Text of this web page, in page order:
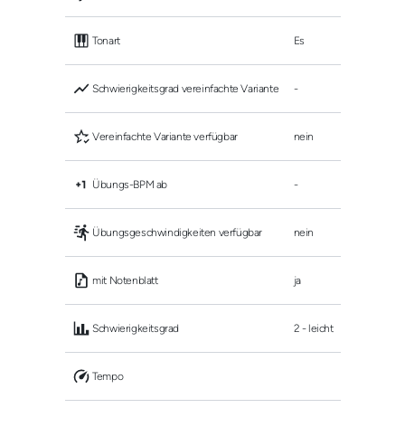
Tonart Es
Schwierigkeitsgrad vereinfachte Variante -
Vereinfachte Variante verfügbar nein
Übungs-BPM ab -
Übungsgeschwindigkeiten verfügbar nein
mit Notenblatt ja
Schwierigkeitsgrad 2 - leicht
Tempo